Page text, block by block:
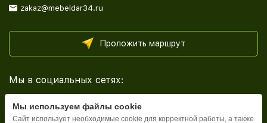
zakaz@mebeldar34.ru
Проложить маршрут
Мы в социальных сетях:
Мы используем файлы cookie
Сайт использует необходимые cookie для корректной работы, а также